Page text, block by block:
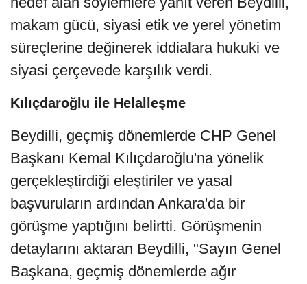
makam gücü, siyasi etik ve yerel yönetim
süreçlerine değinerek iddialara hukuki ve
siyasi çerçevede karşılık verdi.
Kılıçdaroğlu ile Helalleşme
Beydilli, geçmiş dönemlerde CHP Genel
Başkanı Kemal Kılıçdaroğlu'na yönelik
gerçekleştirdiği eleştiriler ve yasal
başvuruların ardından Ankara'da bir
görüşme yaptığını belirtti. Görüşmenin
detaylarını aktaran Beydilli, "Sayın Genel
Başkana, geçmiş dönemlerde ağır